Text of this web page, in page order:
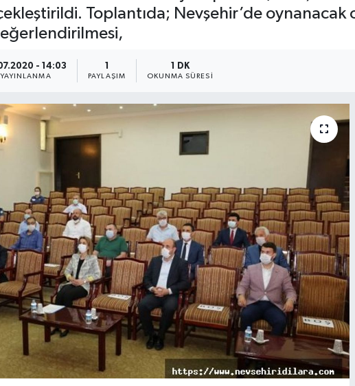
Toplantıda; Nevşehir’de oynanacak
- 14:03
YAYINLANMA
1
PAYLAŞIM
1 DK
OKUNMA SÜRESI